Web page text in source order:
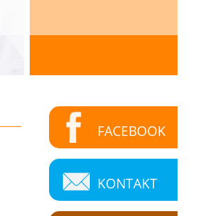
FACEBOOK
KONTAKT